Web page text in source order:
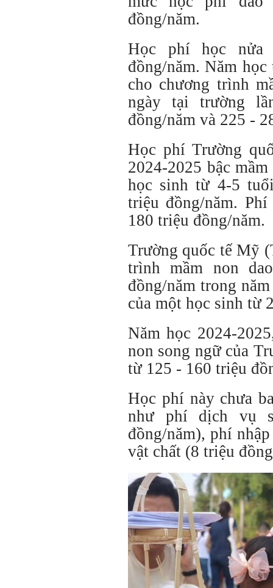
đồng/năm.
Học phí học
đồng/năm. Năm
cho chương trình
ngày tại trường
đồng/năm và 225 -
Học phí Trường
2024-2025 bậc
học sinh từ 4-5
triệu đồng/năm.
180 triệu đồng/năm.
Trường quốc tế Mỹ
trình mầm non
đồng/năm trong
của một học sinh từ
Năm học 2024-
non song ngữ của
từ 125 - 160 triệu
Học phí này chưa
như phí dịch vụ
đồng/năm), phí
vật chất (8 triệu